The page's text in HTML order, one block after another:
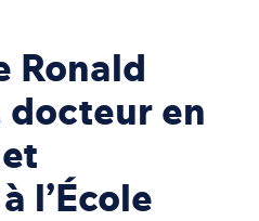
Ronald
docteur en
l’École